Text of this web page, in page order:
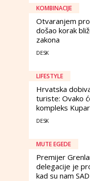
KOMBINACIJE
Otvaranjem
došao korak
zakona
DESK
LIFESTYLE
Hrvatska
turiste: Ovako
kompleks
DESK
MUTE EGEDE
Premijer
delegacije je
kad su nam